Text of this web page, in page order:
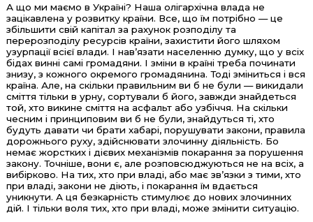
А що ми маємо в Україні? Наша олігархічна влада не
зацікавлена у розвитку країни. Все, що їм потрібно — це
збільшити свій капітал за рахунок розподілу та
перерозподілу ресурсів країни, захистити його шляхом
узурпації всієї влади. І нав’язати населенню думку, що у всіх
бідах винні самі громадяни. І зміни в країні треба починати
знизу, з кожного окремого громадянина. Тоді зміниться і вся
країна. Але, на скільки правильним ви б не були — викидали
сміття тільки в урну, сортували б його, завжди знайдеться
той, хто викине сміття на асфальт або узбіччя. На скільки
чесним і принциповим ви б не були, знайдуться ті, хто
будуть давати чи брати хабарі, порушувати закони, правила
дорожнього руху, здійснювати злочинну діяльність. Бо
немає жорстких і дієвих механізмів покарання за порушення
закону. Точніше, вони є, але розповсюджуються не на всіх, а
вибірково. На тих, хто при владі, або має зв’язки з тими, хто
при владі, закони не діють, і покарання їм вдається
уникнути. А ця безкарність стимулює до нових злочинних
дій. І тільки воля тих, хто при владі, може змінити ситуацію.